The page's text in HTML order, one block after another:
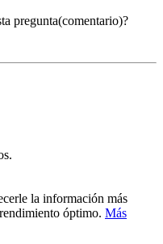
pregunta(comentario)?
la información más
óptimo. Más